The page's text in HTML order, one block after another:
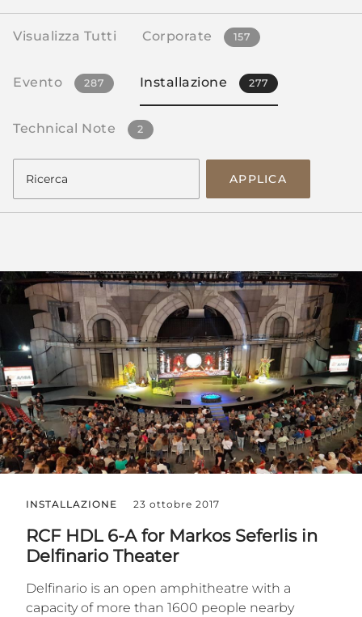
Visualizza Tutti Corporate 157
Evento 287 Installazione 277
Technical Note 2
APPLICA
INSTALLAZIONE 23 ottobre 2017
RCF HDL 6-A for Markos Seferlis in
Delfinario Theater
Delfinario is an open amphitheatre with a
capacity of more than 1600 people nearby